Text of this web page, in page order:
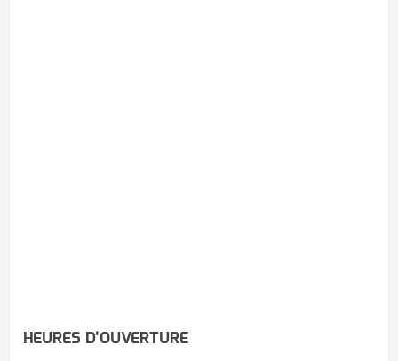
HEURES D’OUVERTURE